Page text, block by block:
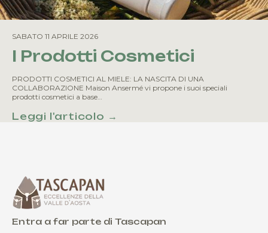
SABATO 11 APRILE 2026
I Prodotti Cosmetici
PRODOTTI COSMETICI AL MIELE: LA NASCITA DI UNA
COLLABORAZIONE Maison Ansermé vi propone i suoi speciali
prodotti cosmetici a base…
Leggi l'articolo →
Entra a far parte di Tascapan